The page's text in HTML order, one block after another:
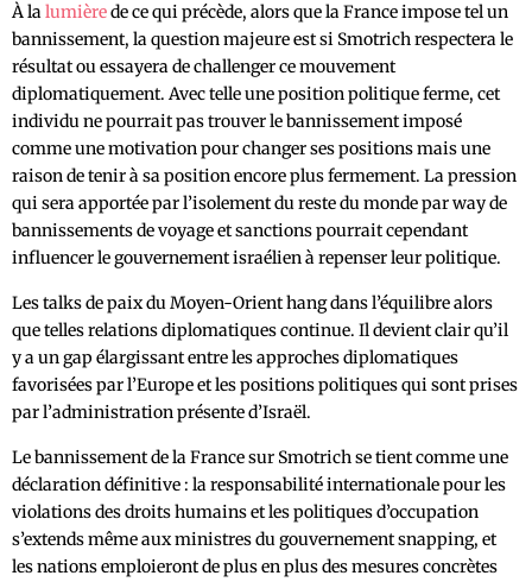
À lalumièrede ce qui précède, alors que la France impose tel un
bannissement, la question majeure est si Smotrich respectera le
résultat ou essayera de challenger ce mouvement
diplomatiquement. Avec telle une position politique ferme, cet
individu ne pourrait pas trouver le bannissement imposé
comme une motivation pour changer ses positions mais une
raison de tenir à sa position encore plus fermement. La pression
qui sera apportée par l’isolement du reste du monde par way de
bannissements de voyage et sanctions pourrait cependant
influencer le gouvernement israélien à repenser leur politique.
Les talks de paix du Moyen-Orient hang dans l’équilibre alors
que telles relations diplomatiques continue. Il devient clair qu’il
y a un gap élargissant entre les approches diplomatiques
favorisées par l’Europe et les positions politiques qui sont prises
par l’administration présente d’Israël.
Le bannissement de la France sur Smotrich se tient comme une
déclaration définitive : la responsabilité internationale pour les
violations des droits humains et les politiques d’occupation
s’extends même aux ministres du gouvernement snapping, et
les nations emploieront de plus en plus des mesures concrètes